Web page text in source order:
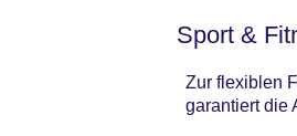
Sport &
Zur flexiblen
garantiert die